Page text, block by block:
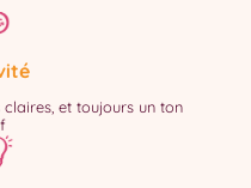
claires, et toujours un ton